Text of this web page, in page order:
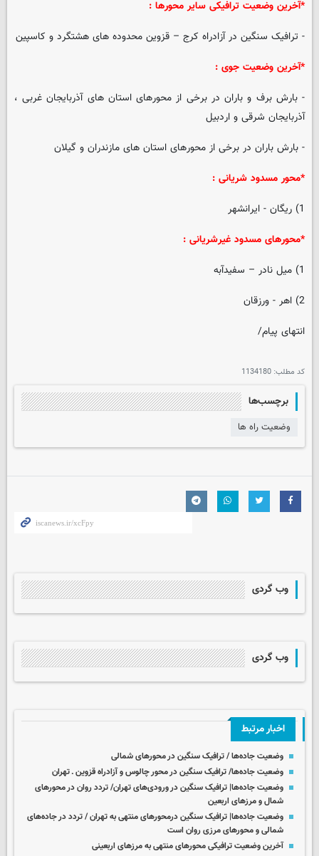
*آخرین وضعیت ترافیکی سایر محورها :
- ترافیک سنگین در آزادراه کرج – قزوین محدوده های هشتگرد و کاسپین
*آخرین وضعیت جوی :
- بارش برف و باران در برخی از محورهای استان های آذربایجان غربی ،
آذربایجان شرقی و اردبیل
- بارش باران در برخی از محورهای استان های مازندران و گیلان
*محور مسدود شریانی :
1) ریگان - ایرانشهر
*محورهای مسدود غیرشریانی :
1) میل نادر – سفیدآبه
2) اهر - ورزقان
انتهای پیام/
کد مطلب: 1134180
برچسب‌ها
وضعیت راه ها
وب گردی
وب گردی
اخبار مرتبط
وضعیت جاده‌ها / ترافیک سنگین در محورهای شمالی
وضعیت جاده‌ها/ ترافیک سنگین در محور چالوس و آزادراه قزوین ـ تهران
وضعیت جاده‌ها| ترافیک سنگین در ورودی‌های تهران/ تردد روان در محورهای
شمال و مرزهای اربعین
وضعیت جاده‌ها| ترافیک سنگین درمحورهای منتهی به تهران / تردد در جاده‌های
شمالی و محورهای مرزی روان است
آخرین وضعیت ترافیکی محورهای منتهی به مرزهای اربعینی